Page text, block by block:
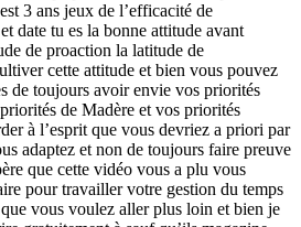
3 ans jeux de l’efficacité de
date tu es la bonne attitude avant
de proaction la latitude de
cette attitude et bien vous pouvez
de toujours avoir envie vos priorités
de Madère et vos priorités
à l’esprit que vous devriez a priori par
adaptez et non de toujours faire preuve
que cette vidéo vous a plu vous
pour travailler votre gestion du temps
vous voulez aller plus loin et bien je